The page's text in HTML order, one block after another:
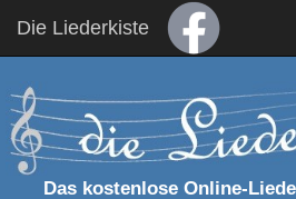
Die Liederkiste
Das kostenlose Online-